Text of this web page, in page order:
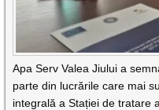
Apa Serv Valea Jiului a
parte din lucrările care mai
integrală a Stației de tratare